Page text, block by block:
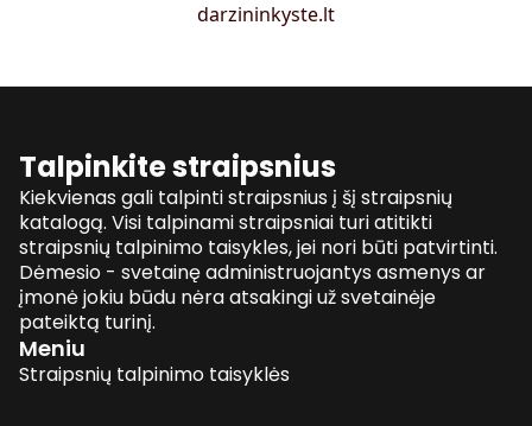
darzininkyste.lt
Talpinkite straipsnius
Kiekvienas gali talpinti straipsnius į šį straipsnių
katalogą. Visi talpinami straipsniai turi atitikti
straipsnių talpinimo taisykles, jei nori būti patvirtinti.
Dėmesio - svetainę administruojantys asmenys ar
įmonė jokiu būdu nėra atsakingi už svetainėje
pateiktą turinį.
Meniu
Straipsnių talpinimo taisyklės